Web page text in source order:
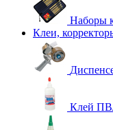
Наборы
Клеи,
Клей